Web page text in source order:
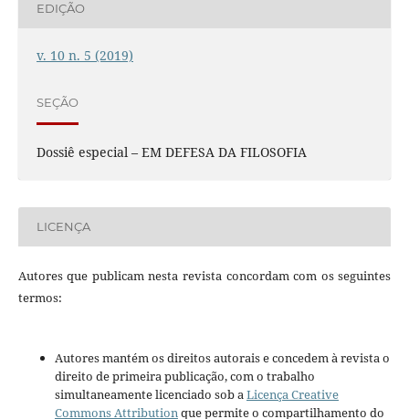
EDIÇÃO
v. 10 n. 5 (2019)
SEÇÃO
Dossiê especial – EM DEFESA DA FILOSOFIA
LICENÇA
Autores que publicam nesta revista concordam com os seguintes
termos:
Autores mantém os direitos autorais e concedem à revista o
direito de primeira publicação, com o trabalho
simultaneamente licenciado sob aLicença Creative
Commons Attributionque permite o compartilhamento do